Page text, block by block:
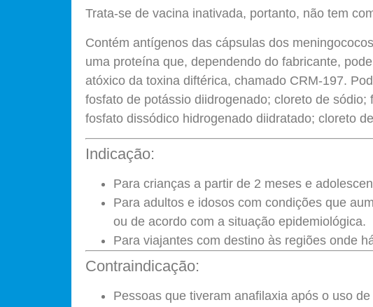
Trata-se de vacina inativada, portanto, não tem
Contém antígenos das cápsulas dos
uma proteína que, dependendo do fabricante,
atóxico da toxina diftérica, chamado CRM-197.
fosfato de potássio diidrogenado; cloreto de
fosfato dissódico hidrogenado diidratado; cloreto
Indicação:
Para crianças a partir de 2 meses e
Para adultos e idosos com condições que
ou de acordo com a situação epidemiológica.
Para viajantes com destino às regiões onde
Contraindicação:
Pessoas que tiveram anafilaxia após o uso